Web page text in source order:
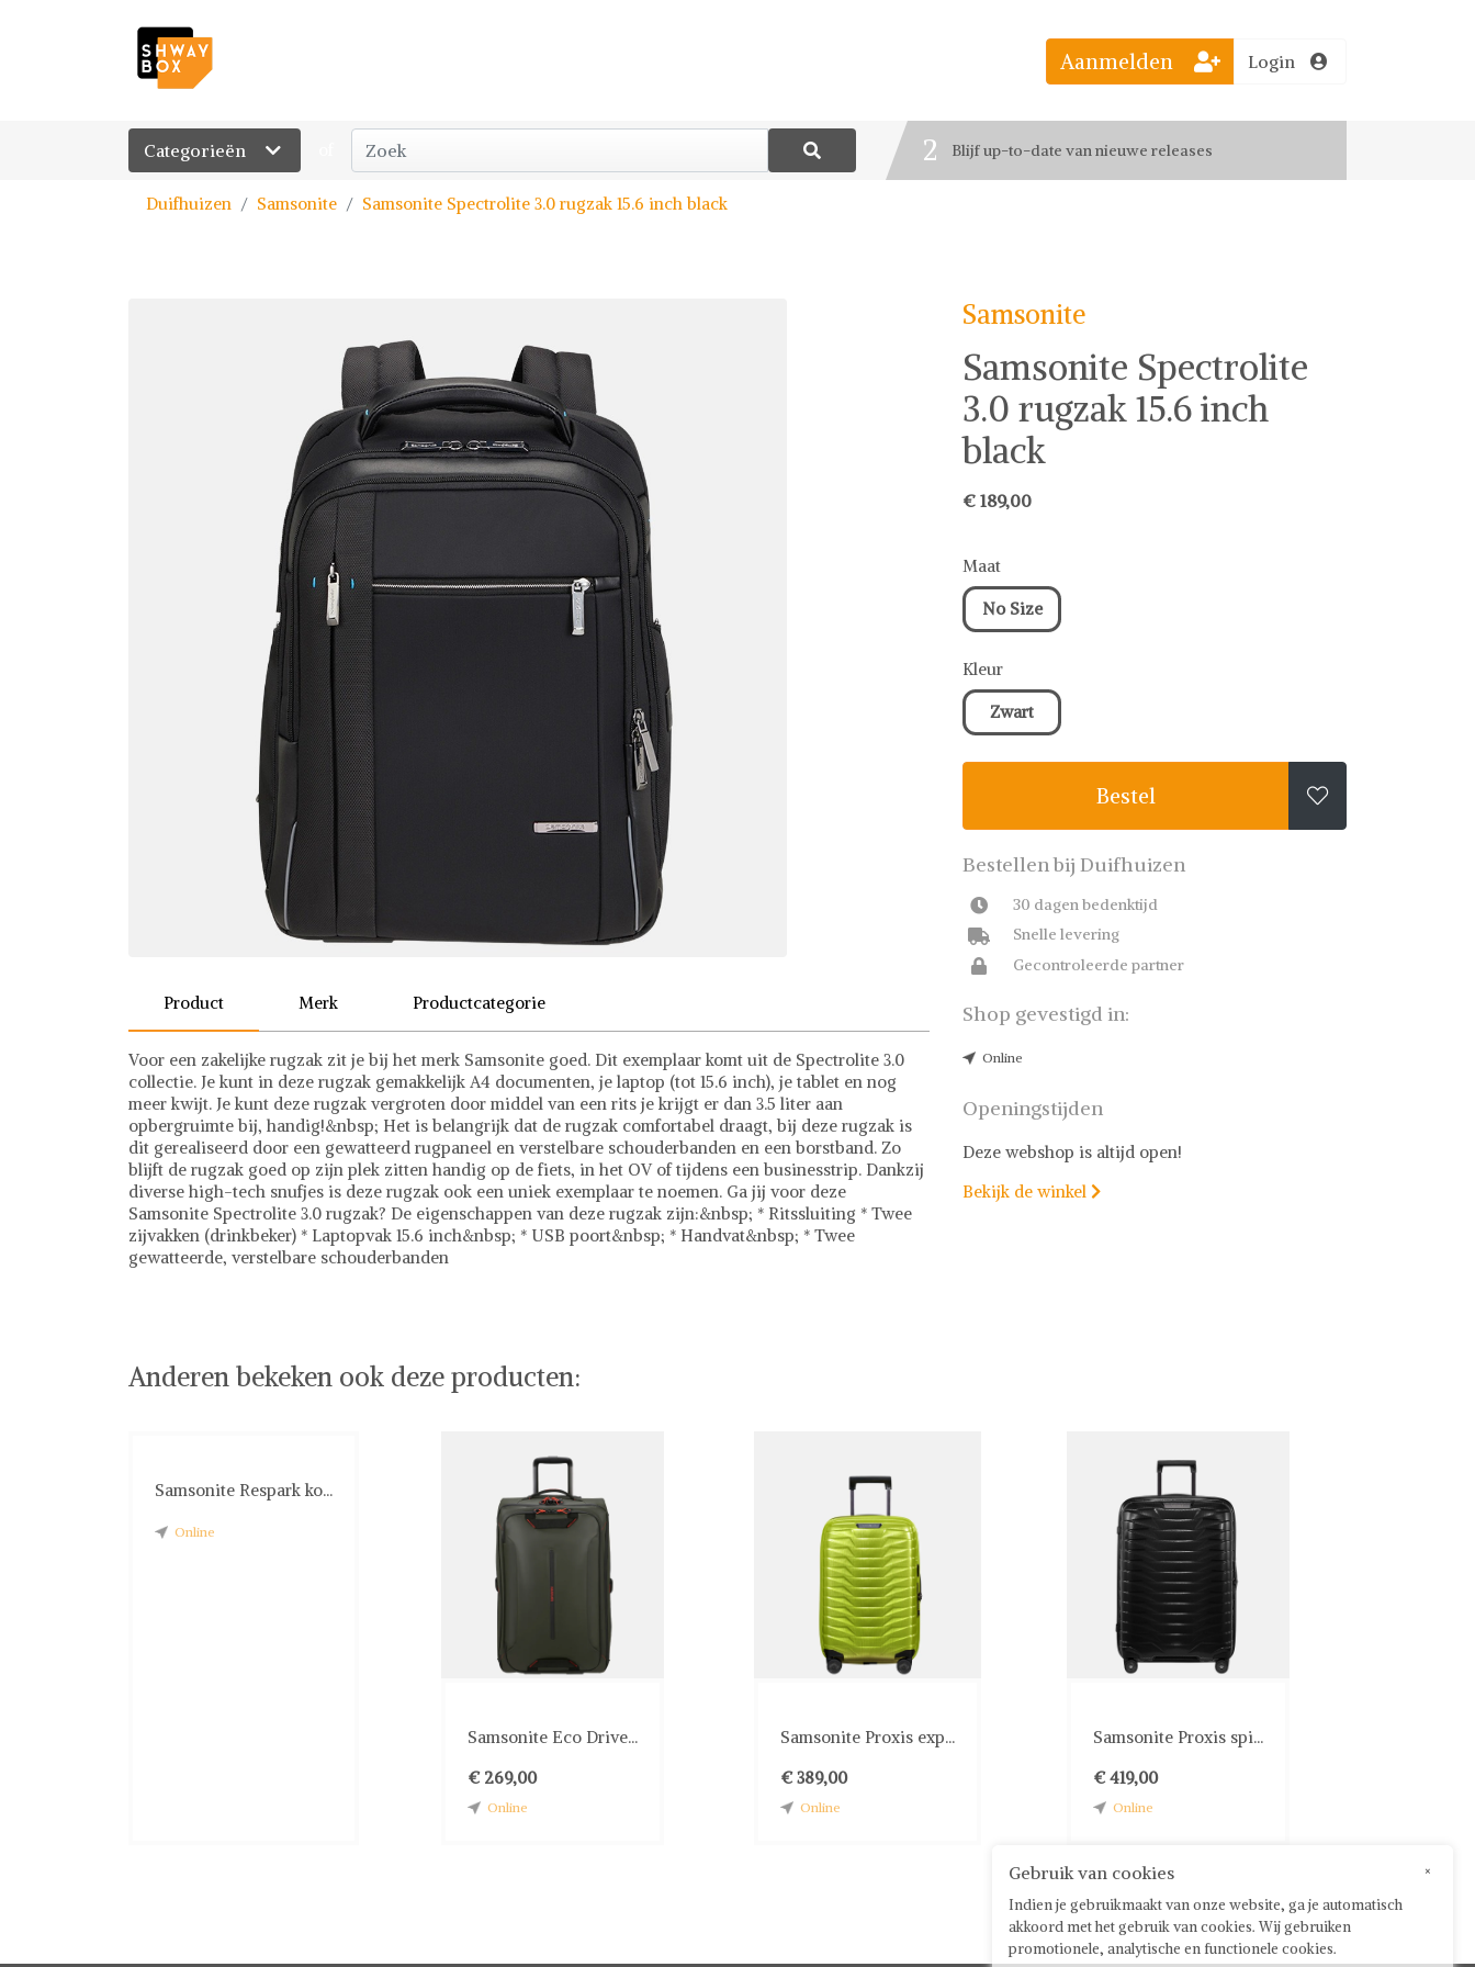
Categorieën
Blijf up-to-date van nieuwe releases
3 Deel de leukste items met vrienden
Aanmelden Login
Duifhuizen Samsonite Samsonite Spectrolite 3.0 rugzak 15.6 inch black
Product Merk Productcategorie
Voor een zakelijke rugzak zit je bij het merk Samsonite goed. Dit exemplaar komt uit de Spectrolite 3.0
collectie. Je kunt in deze rugzak gemakkelijk A4 documenten, je laptop (tot 15.6 inch), je tablet en nog
meer kwijt. Je kunt deze rugzak vergroten door middel van een rits je krijgt er dan 3.5 liter aan
opbergruimte bij, handig!&nbsp; Het is belangrijk dat de rugzak comfortabel draagt, bij deze rugzak is
dit gerealiseerd door een gewatteerd rugpaneel en verstelbare schouderbanden en een borstband. Zo
blijft de rugzak goed op zijn plek zitten handig op de fiets, in het OV of tijdens een businesstrip. Dankzij
diverse high-tech snufjes is deze rugzak ook een uniek exemplaar te noemen. Ga jij voor deze
Samsonite Spectrolite 3.0 rugzak? De eigenschappen van deze rugzak zijn:&nbsp; * Ritssluiting * Twee
zijvakken (drinkbeker) * Laptopvak 15.6 inch&nbsp; * USB poort&nbsp; * Handvat&nbsp; * Twee
gewatteerde, verstelbare schouderbanden
Samsonite
Samsonite Spectrolite
3.0 rugzak 15.6 inch
black
€ 189,00
Maat
No Size
Kleur
Zwart
Bestel 
Bestellen bij Duifhuizen
30 dagen bedenktijd
Snelle levering
Gecontroleerde partner
Shop gevestigd in:
Online
Openingstijden
Deze webshop is altijd open!
Bekijk de winkel 
Anderen bekeken ook deze producten:
Samsonite Respark ko...
Online
Samsonite Eco Drive...
€ 269,00
Online
Samsonite Proxis exp...
€ 389,00
Online
Samsonite Proxis spi...
€ 419,00
Online
×
Gebruik van cookies
Indien je gebruikmaakt van onze website, ga je automatisch
akkoord met het gebruik van cookies. Wij gebruiken
promotionele, analytische en functionele cookies.